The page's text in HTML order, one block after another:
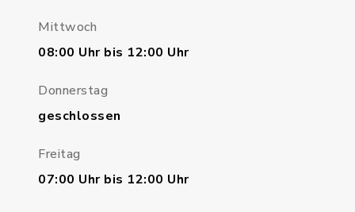
Mittwoch
08:00 Uhr bis 12:00 Uhr
Donnerstag
geschlossen
Freitag
07:00 Uhr bis 12:00 Uhr